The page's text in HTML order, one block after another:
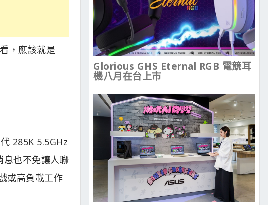
，應該就是
285K 5.5GHz
息也不免讓人聯
或高負載工作
Glorious GHS Eternal RGB 電競耳
機八月在台上市